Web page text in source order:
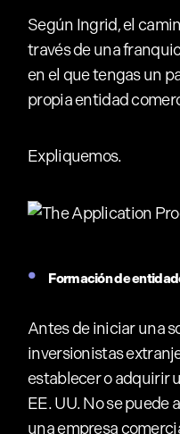
Según Ingrid, el
través de una
en el que tengas un
propia entidad
Expliquemos.
Formación de
Antes de iniciar una
inversionistas
establecer o adquirir
EE. UU. No se puede
una empresa